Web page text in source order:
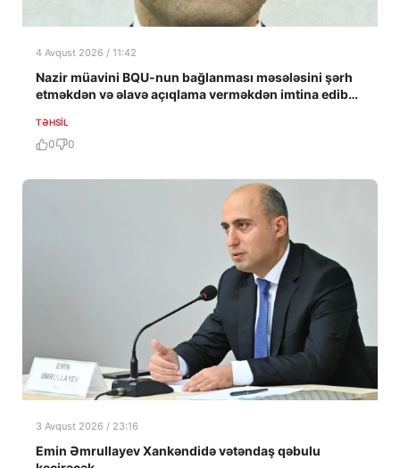
4 Avqust 2026 / 11:42
Nazir müavini BQU-nun bağlanması məsələsini şərh
etməkdən və əlavə açıqlama verməkdən imtina edib…
TƏHSIL
0 0
3 Avqust 2026 / 23:16
Emin Əmrullayev Xankəndidə vətəndaş qəbulu